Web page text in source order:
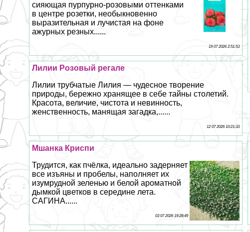
сияющая пурпурно-розовыми оттенками
в центре розетки, необыкновенно
выразительная и лучистая на фоне
ажурных резных......
19 07 2026 2:51:53
Лилии Розовый регале
Лилии трубчатые Лилия — чудесное творение
природы, бережно хранящее в себе тайны столетий.
Красота, величие, чистота и невинность,
женственность, манящая загадка,......
12 07 2026 10:21:33
Мшанка Криспи
Трудится, как пчёлка, идеально задерняет
все изъяны и пробелы, наполняет их
изумрудной зеленью и белой ароматной
дымкой цветков в середине лета.
САГИНА......
03 07 2026 19:28:49